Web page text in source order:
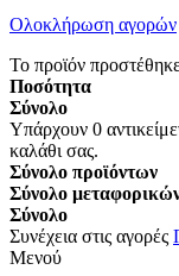
Ολοκλήρωση αγορών
Το προϊόν
Ποσότητα
Σύνολο
Υπάρχουν 0
καλάθι σας.
Σύνολο προϊόντων
Σύνολο
Σύνολο
Συνέχεια στις αγορές
Μενού